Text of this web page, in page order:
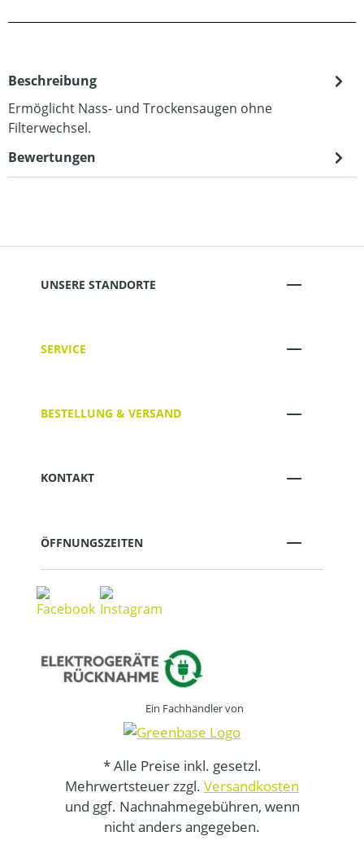
Beschreibung
Ermöglicht Nass- und Trockensaugen ohne
Filterwechsel.
Bewertungen
UNSERE STANDORTE
SERVICE
BESTELLUNG & VERSAND
KONTAKT
ÖFFNUNGSZEITEN
Ein Fachhändler von
* Alle Preise inkl. gesetzl.
Mehrwertsteuer zzgl. Versandkosten
und ggf. Nachnahmegebühren, wenn
nicht anders angegeben.